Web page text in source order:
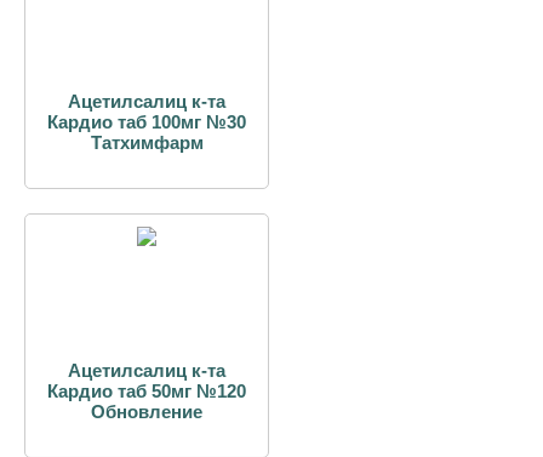
Ацетилсалиц к-та
Кардио таб 100мг №30
Татхимфарм
Ацетилсалиц к-та
Кардио таб 50мг №120
Обновление